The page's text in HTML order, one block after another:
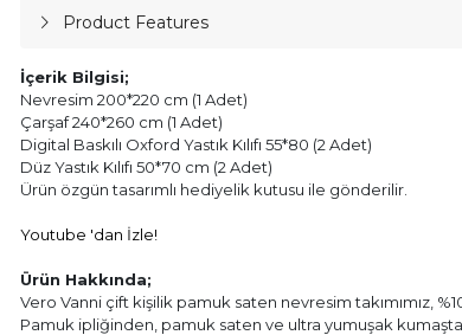
Product Features
İçerik Bilgisi;
Nevresim 200*220 cm (1 Adet)
Çarşaf 240*260 cm (1 Adet)
Digital Baskılı Oxford Yastık Kılıfı 55*80 (2 Adet)
Düz Yastık Kılıfı 50*70 cm (2 Adet)
Ürün özgün tasarımlı hediyelik kutusu ile gönderilir.
Youtube 'dan İzle!
Ürün Hakkında;
Vero Vanni çift kişilik pamuk saten nevresim takımımız,
Pamuk ipliğinden, pamuk saten ve ultra yumuşak